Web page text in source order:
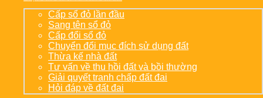
Cấp sổ đỏ lần đầu
Sang tên sổ đỏ
Cấp đổi sổ đỏ
Chuyển đổi mục đích sử dụng đất
Thừa kế nhà đất
Tư vấn về thu hồi đất và bồi thường
Giải quyết tranh chấp đất đai
Hỏi đáp về đất đai